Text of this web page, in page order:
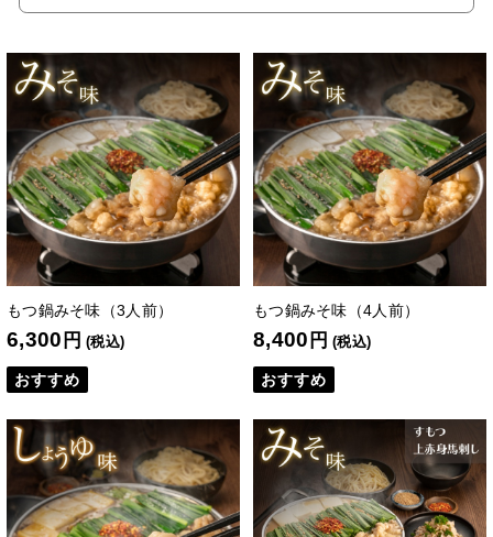
もつ鍋みそ味（3人前）
6,300 円 (税込)
おすすめ
もつ鍋みそ味（4人前）
8,400 円 (税込)
おすすめ